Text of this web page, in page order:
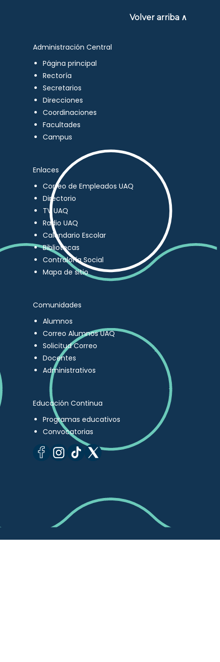
Volver arriba ∧
Administración Central
Página principal
Rectoría
Secretarios
Direcciones
Coordinaciones
Facultades
Campus
Enlaces
Correo de Empleados UAQ
Directorio
TV UAQ
Radio UAQ
Calendario Escolar
Bibliotecas
Contraloría Social
Mapa de sitio
Comunidades
Alumnos
Correo Alumnos UAQ
Solicitud Correo
Docentes
Administrativos
Educación Continua
Programas educativos
Convocatorias